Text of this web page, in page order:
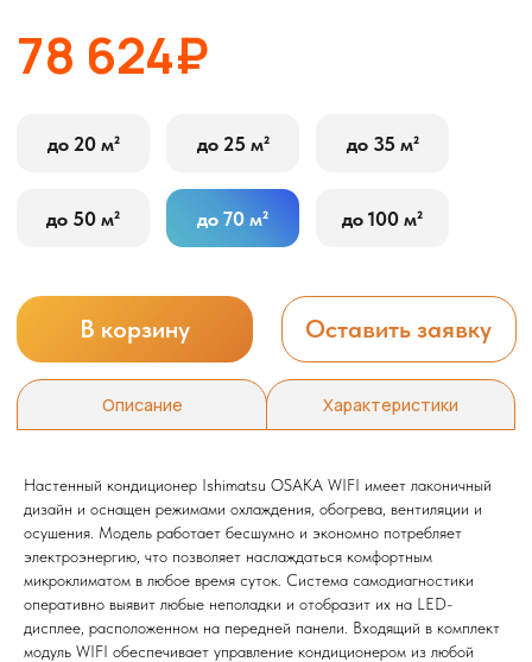
Описание
Настенный кондиционер Ishimatsu OSAKA WIFI имеет лаконичный
дизайн и оснащен режимами охлаждения, обогрева, вентиляции и
осушения. Модель работает бесшумно и экономно потребляет
электроэнергию, что позволяет наслаждаться комфортным
микроклиматом в любое время суток. Система самодиагностики
оперативно выявит любые неполадки и отобразит их на LED-
дисплее, расположенном на передней панели. Входящий в комплект
модуль WIFI обеспечивает управление кондиционером из любой